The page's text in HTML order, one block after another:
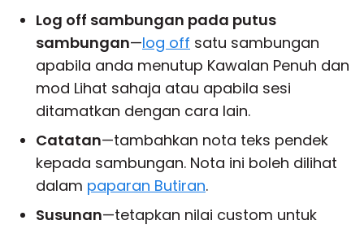
Log off sambungan pada putus
sambungan—log off satu sambungan
apabila anda menutup Kawalan Penuh dan
mod Lihat sahaja atau apabila sesi
ditamatkan dengan cara lain.
Catatan—tambahkan nota teks pendek
kepada sambungan. Nota ini boleh dilihat
dalam paparan Butiran.
Susunan—tetapkan nilai custom untuk